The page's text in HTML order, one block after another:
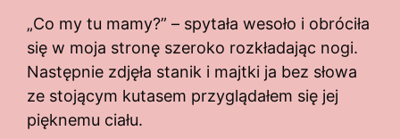
„Co my tu mamy?” – spytała wesoło i obróciła
się w moja stronę szeroko rozkładając nogi.
Następnie zdjęła stanik i majtki ja bez słowa
ze stojącym kutasem przyglądałem się jej
pięknemu ciału.